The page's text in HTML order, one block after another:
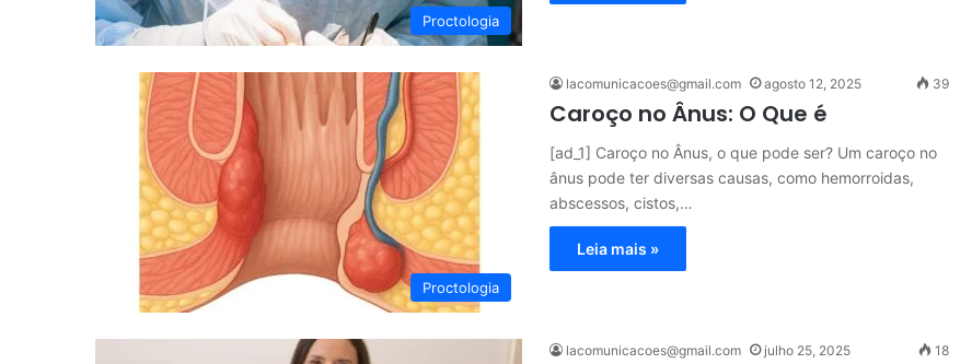
Proctologia
Proctologia
lacomunicacoes@gmail.com agosto 12, 2025 39
Caroço no Ânus: O Que é
[ad_1] Caroço no Ânus, o que pode ser? Um caroço no
ânus pode ter diversas causas, como hemorroidas,
abscessos, cistos,…
Leia mais »
lacomunicacoes@gmail.com julho 25, 2025 18